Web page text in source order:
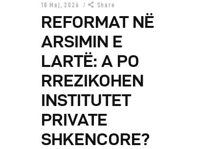
Publikimet
Projektet
Rreth Nesh
18 Maj, 2026 Share
REFORMAT NË
ARSIMIN E
LARTË: A PO
RREZIKOHEN
INSTITUTET
PRIVATE
SHKENCORE?